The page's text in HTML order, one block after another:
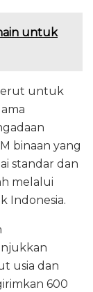
untuk
untuk
binaan yang
standar dan
melalui
Indonesia.
usia dan
600